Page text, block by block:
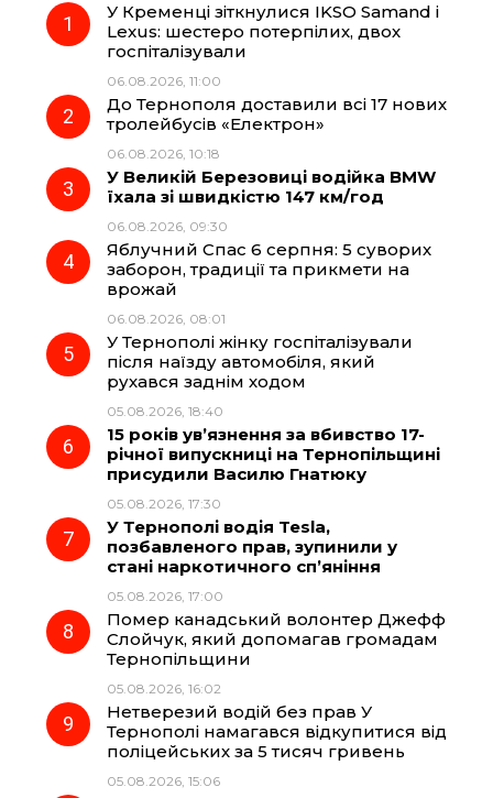
e
o
o
e
r
a
m
t
p
У Кременці зіткнулися IKSO Samand і
Lexus: шестеро потерпілих, двох
госпіталізували
06.08.2026, 11:00
До Тернополя доставили всі 17 нових
тролейбусів «Електрон»
06.08.2026, 10:18
У Великій Березовиці водійка BMW
їхала зі швидкістю 147 км/год
06.08.2026, 09:30
Яблучний Спас 6 серпня: 5 суворих
заборон, традиції та прикмети на
врожай
06.08.2026, 08:01
У Тернополі жінку госпіталізували
після наїзду автомобіля, який
рухався заднім ходом
05.08.2026, 18:40
15 років ув’язнення за вбивство 17-
річної випускниці на Тернопільщині
присудили Василю Гнатюку
05.08.2026, 17:30
У Тернополі водія Tesla,
позбавленого прав, зупинили у
стані наркотичного сп’яніння
05.08.2026, 17:00
Помер канадський волонтер Джефф
Слойчук, який допомагав громадам
Тернопільщини
05.08.2026, 16:02
Нетверезий водій без прав У
Тернополі намагався відкупитися від
поліцейських за 5 тисяч гривень
05.08.2026, 15:06